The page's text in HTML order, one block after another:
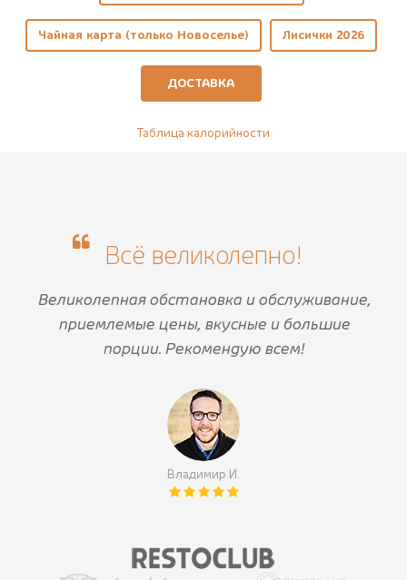
Чайная карта (только Новоселье) Лисички 2026
ДОСТАВКА
Таблица калорийности
Всё великолепно!
Великолепная обстановка и обслуживание,
приемлемые цены, вкусные и большие
порции. Рекомендую всем!
Владимир И.